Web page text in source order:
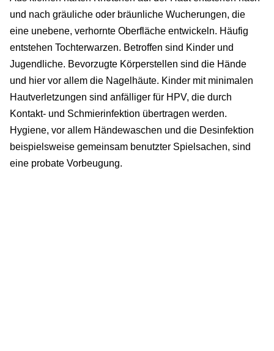
und nach gräuliche oder bräunliche Wucherungen, die
eine unebene, verhornte Oberfläche entwickeln. Häufig
entstehen Tochterwarzen. Betroffen sind Kinder und
Jugendliche. Bevorzugte Körperstellen sind die Hände
und hier vor allem die Nagelhäute. Kinder mit minimalen
Hautverletzungen sind anfälliger für HPV, die durch
Kontakt- und Schmierinfektion übertragen werden.
Hygiene, vor allem Händewaschen und die Desinfektion
beispielsweise gemeinsam benutzter Spielsachen, sind
eine probate Vorbeugung.